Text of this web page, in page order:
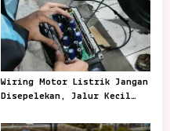
Wiring Motor Listrik Jangan
Disepelekan, Jalur Kecil
Tetap Aman